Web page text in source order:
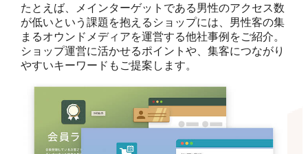
たとえば、メインターゲットである男性のアクセス数
が低いという課題を抱えるショップには、男性客の集
まるオウンドメディアを運営する他社事例をご紹介。
ショップ運営に活かせるポイントや、集客につながり
やすいキーワードもご提案します。